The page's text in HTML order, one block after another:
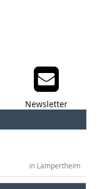
Newsletter
in Lampertheim